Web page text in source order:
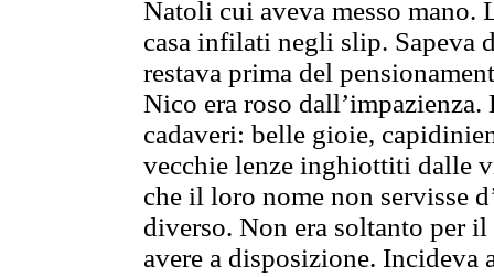
Natoli cui aveva messo mano.
casa infilati negli slip. Sapeva
restava prima del
Nico era roso
cadaveri: belle gioie,
vecchie lenze inghiottiti dalle
che il loro nome non servisse
diverso. Non era soltanto per
avere a disposizione.